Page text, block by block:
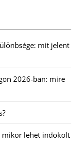
mit jelent
2026-ban: mire
mikor lehet indokolt